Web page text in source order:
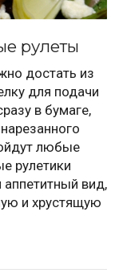
рулеты
достать из
для подачи
в бумаге,
любые
рулетики
вид,
и хрустящую